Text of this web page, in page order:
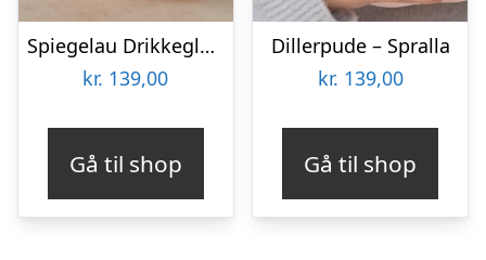
Spiegelau Drikkeglas med Gravering – Egen Tekst
kr. 139,00
Gå til shop
Dillerpude – Spralla
kr. 139,00
Gå til shop